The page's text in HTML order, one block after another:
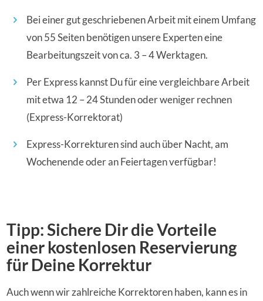
Bei einer gut geschriebenen Arbeit mit einem Umfang
von 55 Seiten benötigen unsere Experten eine
Bearbeitungszeit von ca. 3 – 4 Werktagen.
Per Express kannst Du für eine vergleichbare Arbeit
mit etwa 12 – 24 Stunden oder weniger rechnen
(Express-Korrektorat)
Express-Korrekturen sind auch über Nacht, am
Wochenende oder an Feiertagen verfügbar!
Tipp: Sichere Dir die Vorteile
einer kostenlosen Reservierung
für Deine Korrektur
Auch wenn wir zahlreiche Korrektoren haben, kann es in